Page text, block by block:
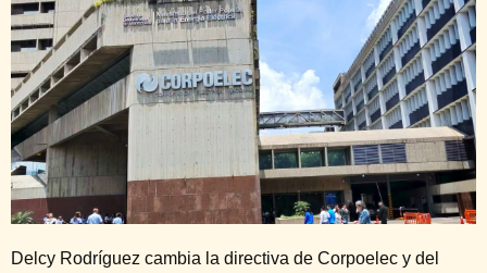
Delcy Rodríguez cambia la directiva de Corpoelec y del